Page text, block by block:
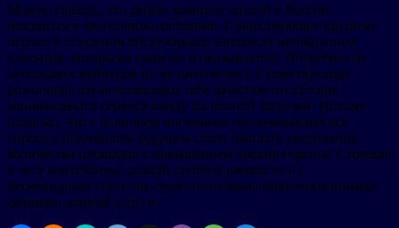
Можно сказать, что рынок майнинг-отелей в России
находится в зачаточном состоянии. Существующие крупные
игроки в основном обслуживают интересы мегакрупных
клиентов, которыми сами же и оказываются. Потребности
небольших майнеров их не интересуют. Существующие
розничные отели позволяют себе зачастую отсутствие
минимального сервиса ввиду их полной загрузки. Потому
полагаю, что с наличием постоянно увеличивающегося
спроса в ближайшем будущем стоит ожидать увеличения
количества площадок с повышением уровня сервиса. Стоящие
в лесу контейнеры, разной степени ржавости и с
неочевидным статусом, будут потеснены цивилизованными
формами данной услуги.